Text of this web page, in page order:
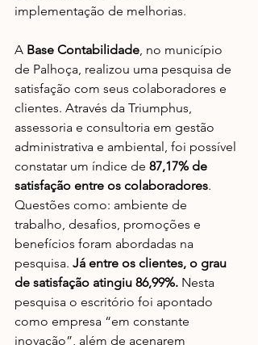
implementação de melhorias.
A Base Contabilidade, no município
de Palhoça, realizou uma pesquisa de
satisfação com seus colaboradores e
clientes. Através da Triumphus,
assessoria e consultoria em gestão
administrativa e ambiental, foi possível
constatar um índice de 87,17% de
satisfação entre os colaboradores.
Questões como: ambiente de
trabalho, desafios, promoções e
benefícios foram abordadas na
pesquisa. Já entre os clientes, o grau
de satisfação atingiu 86,99%. Nesta
pesquisa o escritório foi apontado
como empresa “em constante
inovação”, além de acenarem